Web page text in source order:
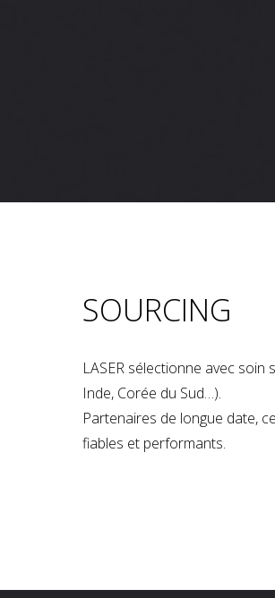
SOURCING
LASER sélectionne avec
Inde, Corée du Sud…).
Partenaires de longue date,
fiables et performants.